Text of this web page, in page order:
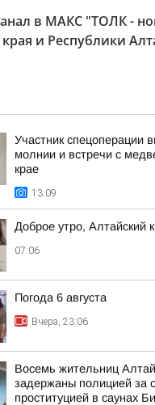
в МАКС "ТОЛК -
и Республики
Участник спецоперации
молнии и встречи с
крае
13:09
Доброе утро, Алтайский
07:06
Погода 6 августа
Вчера, 23:06
Восемь жительниц
задержаны полицией за
проституцией в саунах